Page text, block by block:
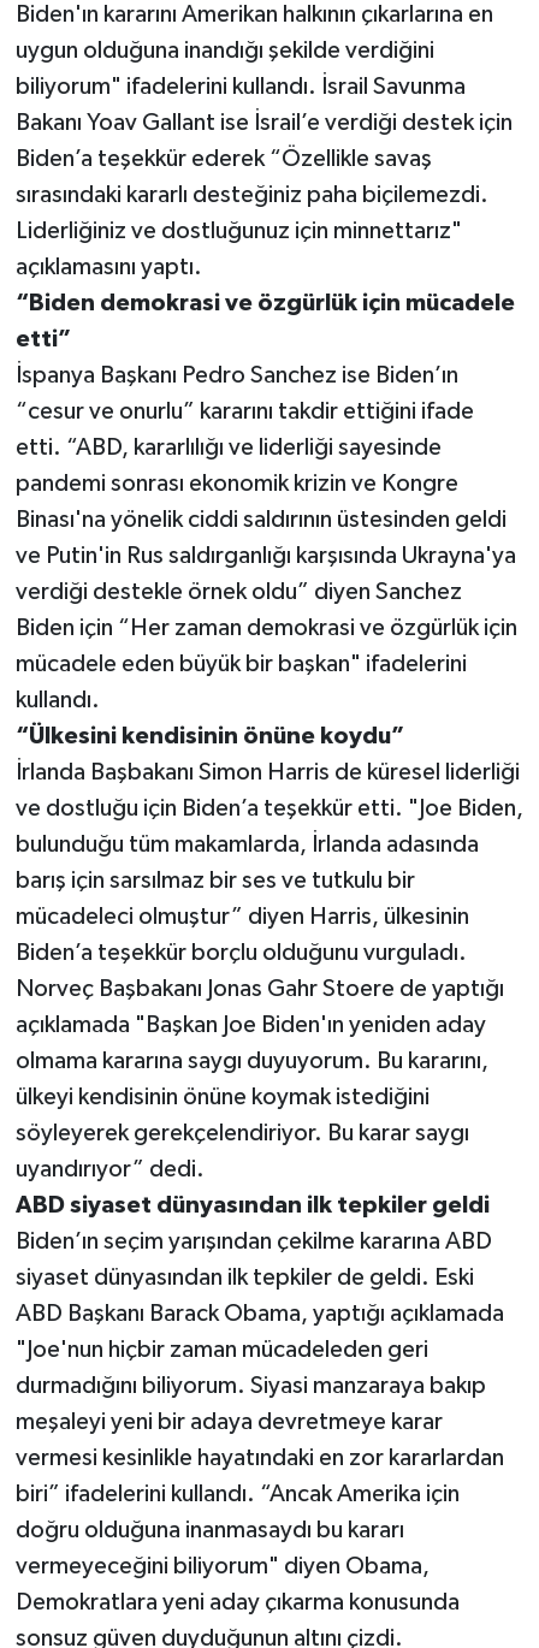
Biden'ın kararını Amerikan halkının çıkarlarına en
uygun olduğuna inandığı şekilde verdiğini
biliyorum" ifadelerini kullandı. İsrail Savunma
Bakanı Yoav Gallant ise İsrail’e verdiği destek için
Biden’a teşekkür ederek “Özellikle savaş
sırasındaki kararlı desteğiniz paha biçilemezdi.
Liderliğiniz ve dostluğunuz için minnettarız"
açıklamasını yaptı.
“Biden demokrasi ve özgürlük için mücadele
etti”
İspanya Başkanı Pedro Sanchez ise Biden’ın
“cesur ve onurlu” kararını takdir ettiğini ifade
etti. “ABD, kararlılığı ve liderliği sayesinde
pandemi sonrası ekonomik krizin ve Kongre
Binası'na yönelik ciddi saldırının üstesinden geldi
ve Putin'in Rus saldırganlığı karşısında Ukrayna'ya
verdiği destekle örnek oldu” diyen Sanchez
Biden için “Her zaman demokrasi ve özgürlük için
mücadele eden büyük bir başkan" ifadelerini
kullandı.
“Ülkesini kendisinin önüne koydu”
İrlanda Başbakanı Simon Harris de küresel liderliği
ve dostluğu için Biden’a teşekkür etti. "Joe Biden,
bulunduğu tüm makamlarda, İrlanda adasında
barış için sarsılmaz bir ses ve tutkulu bir
mücadeleci olmuştur” diyen Harris, ülkesinin
Biden’a teşekkür borçlu olduğunu vurguladı.
Norveç Başbakanı Jonas Gahr Stoere de yaptığı
açıklamada "Başkan Joe Biden'ın yeniden aday
olmama kararına saygı duyuyorum. Bu kararını,
ülkeyi kendisinin önüne koymak istediğini
söyleyerek gerekçelendiriyor. Bu karar saygı
uyandırıyor” dedi.
ABD siyaset dünyasından ilk tepkiler geldi
Biden’ın seçim yarışından çekilme kararına ABD
siyaset dünyasından ilk tepkiler de geldi. Eski
ABD Başkanı Barack Obama, yaptığı açıklamada
"Joe'nun hiçbir zaman mücadeleden geri
durmadığını biliyorum. Siyasi manzaraya bakıp
meşaleyi yeni bir adaya devretmeye karar
vermesi kesinlikle hayatındaki en zor kararlardan
biri” ifadelerini kullandı. “Ancak Amerika için
doğru olduğuna inanmasaydı bu kararı
vermeyeceğini biliyorum" diyen Obama,
Demokratlara yeni aday çıkarma konusunda
sonsuz güven duyduğunun altını çizdi.